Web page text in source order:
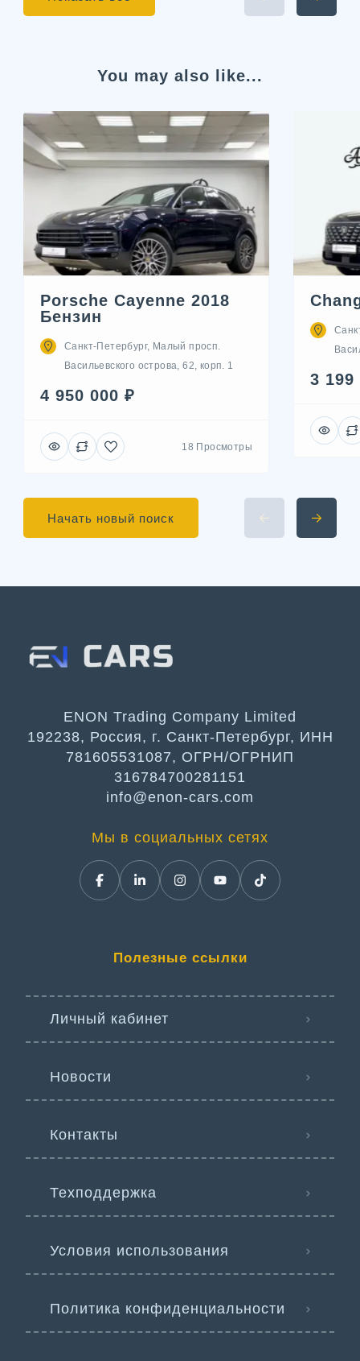
You may also like...
Porsche Cayenne 2018
Бензин
Санкт-Петербург, Малый просп.
Васильевского острова, 62, корп. 1
4 950 000 ₽
18 Просмотры
3 199
Начать новый поиск
ENON Trading Company Limited
192238, Россия, г. Санкт-Петербург, ИНН
781605531087, ОГРН/ОГРНИП
316784700281151
info@enon-cars.com
Мы в социальных сетях
Полезные ссылки
Личный кабинет
Новости
Контакты
Техподдержка
Условия использования
Политика конфиденциальности